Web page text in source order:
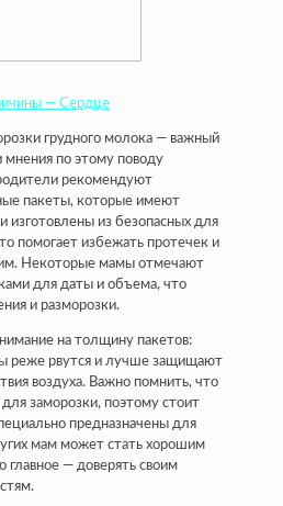
— Сердце
грудного молока — важный
по этому поводу
рекомендуют
пакеты, которые имеют
изготовлены из безопасных для
помогает избежать протечек и
Некоторые мамы отмечают
для даты и объема, что
и разморозки.
на толщину пакетов:
реже рвутся и лучше защищают
воздуха. Важно помнить, что
заморозки, поэтому стоит
предназначены для
мам может стать хорошим
главное — доверять своим